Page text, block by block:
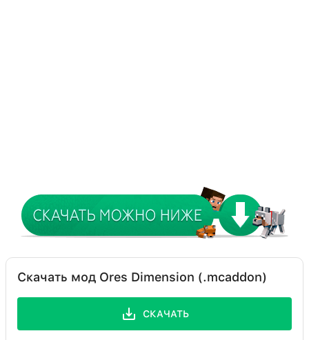
Скачать мод Ores Dimension (.mcaddon)
СКАЧАТЬ